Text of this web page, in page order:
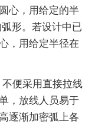
心，用给定的半
形。若设计中已
，用给定半径在
便采用直接拉线
，放线人员易于
逐渐加密弧上各